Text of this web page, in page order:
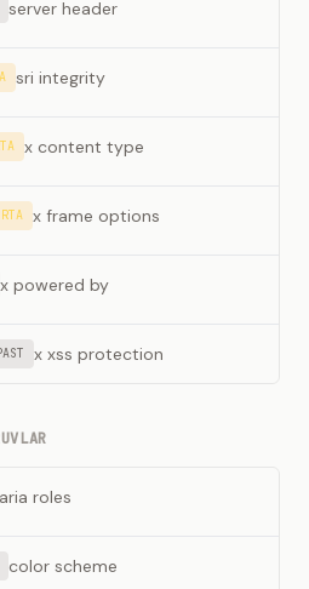
server header
sri integrity
x content type
x frame options
x powered by
x xss protection
aria roles
color scheme